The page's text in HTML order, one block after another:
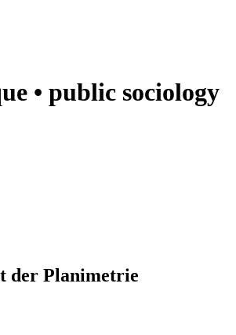
• public sociology
der Planimetrie